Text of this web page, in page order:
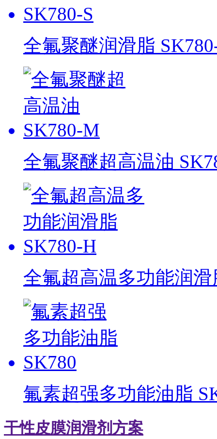
全氟聚醚润滑脂
全氟聚醚超高温油
全氟超高温多功能润滑
氟素超强多功能油脂
干性皮膜润滑剂方案